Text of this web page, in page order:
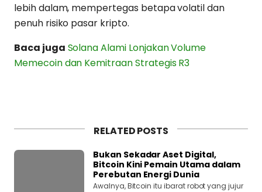
lebih dalam, mempertegas betapa volatil dan
penuh risiko pasar kripto.
Baca juga Solana Alami Lonjakan Volume
Memecoin dan Kemitraan Strategis R3
RELATED POSTS
Bukan Sekadar Aset Digital,
Bitcoin Kini Pemain Utama dalam
Perebutan Energi Dunia
Awalnya, Bitcoin itu ibarat robot yang jujur